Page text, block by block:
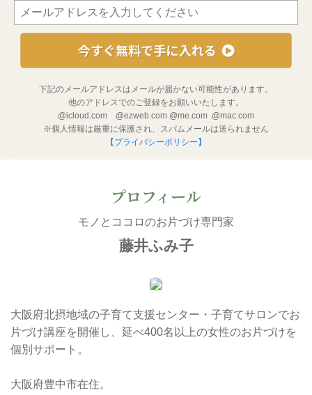
今すぐ無料で手に入れる
下記のメールアドレスはメールが届かない可能性があります。
他のアドレスでのご登録をお願いいたします。
@icloud.com @ezweb.com @me.com @mac.com
※個人情報は厳重に保護され、スパムメールは送られません
【プライバシーポリシー】
プロフィール
モノとココロのお片づけ専門家
藤井ふみ子
大阪府北摂地域の子育て支援センター・子育てサロンでお
片づけ講座を開催し、延べ400名以上の女性のお片づけを
個別サポート。
大阪府豊中市在住。